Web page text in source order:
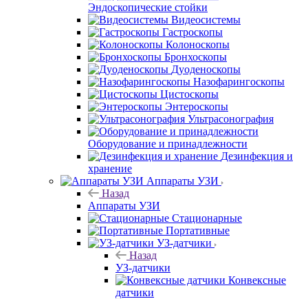
Эндоскопические стойки
Видеосистемы
Гастроскопы
Колоноскопы
Бронхоскопы
Дуоденоскопы
Назофарингоскопы
Цистоскопы
Энтероскопы
Ультрасонография
Оборудование и принадлежности
Дезинфекция и
хранение
Аппараты УЗИ
Назад
Аппараты УЗИ
Стационарные
Портативные
УЗ-датчики
Назад
УЗ-датчики
Конвексные
датчики